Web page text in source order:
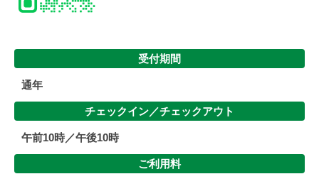
受付期間
通年
チェックイン／チェックアウト
午前10時／午後10時
ご利用料